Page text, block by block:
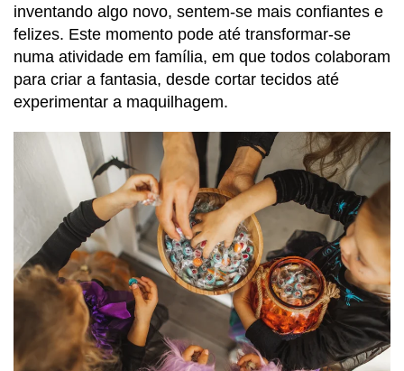
inventando algo novo, sentem-se mais confiantes e
felizes. Este momento pode até transformar-se
numa atividade em família, em que todos colaboram
para criar a fantasia, desde cortar tecidos até
experimentar a maquilhagem.